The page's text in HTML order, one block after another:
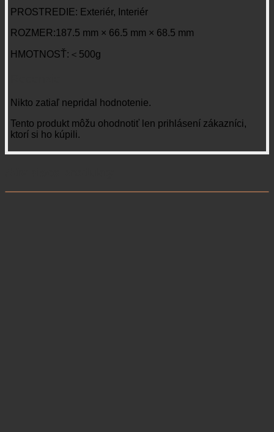
PROSTREDIE: Exteriér, Interiér
ROZMER:187.5 mm × 66.5 mm × 68.5 mm
HMOTNOSŤ:＜500g
Nikto zatiaľ nepridal hodnotenie.
Tento produkt môžu ohodnotiť len prihlásení zákazníci,
ktorí si ho kúpili.